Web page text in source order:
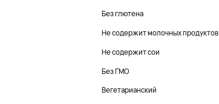
Без глютена
Не содержит молочных продуктов
Не содержит сои
Без ГМО
Вегетарианский